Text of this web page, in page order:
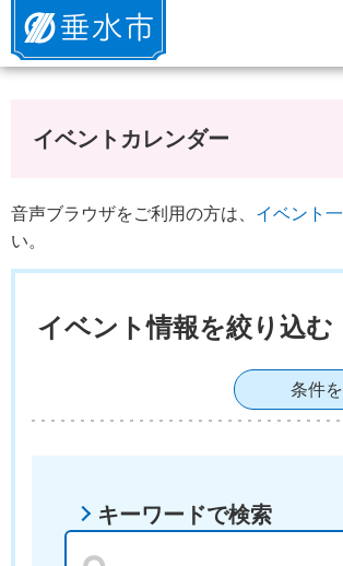
垂水市
イベントカレンダー
音声ブラウザをご利用の方は、 イベント
い。
イベント情報を絞り込む
条件
キーワードで検索